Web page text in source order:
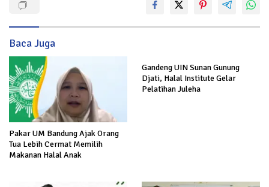
Baca Juga
Pakar UM Bandung Ajak Orang
Tua Lebih Cermat Memilih
Makanan Halal Anak
Gandeng UIN Sunan Gunung
Djati, Halal Institute Gelar
Pelatihan Juleha